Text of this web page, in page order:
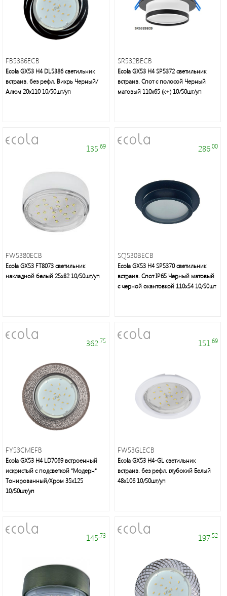
Электроустановочные
изделия
уличные
светильники,
освещение,
электротовары
Энергосберегающие
Светодиодные
лампы
Voltum
FB5386ECB
Ecola GX53 H4 DL5386 светильник
встраив. без рефл. Вихрь Черный/
Алюм 20x110 10/50шт/уп
SR532BECB
Ecola GX53 H4 SP5372 светильник
встраив. Спот с полосой Черный
матовый 110х65 (к+) 10/50шт/уп
135 .69
FW5380ECB
Ecola GX53 FT8073 светильник
накладной белый 25x82 10/50шт/уп
286 .00
SQ530BECB
Ecola GX53 H4 SP5370 светильник
встраив. Спот IP65 Черный матовый
с черной окантовкой 110х54 10/50шт
362 .75
FY53CMEFB
Ecola GX53 H4 LD7069 встроенный
искристый с подсветкой "Модерн"
Тонированный/Хром 35x125
10/50шт/уп
151 .69
FW53GLECB
Ecola GX53 H4-GL светильник
встраив. без рефл. глубокий Белый
48x106 10/50шт/уп
145 .73 197.52